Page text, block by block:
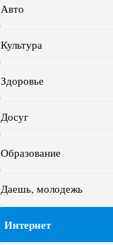
Авто
Культура
Здоровье
Досуг
Образование
Даешь, молодежь
Интернет